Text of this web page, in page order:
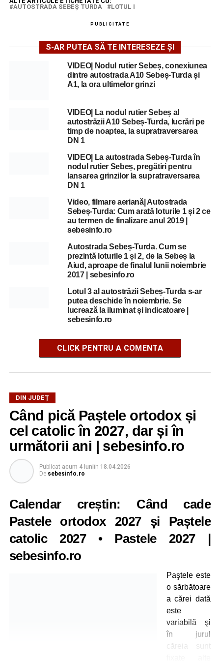
AUTOSTRADA SEBEŞ TURDA
LOTUL I
PUBLICITATE
S-AR PUTEA SĂ TE INTERESEZE ȘI
VIDEO| Nodul rutier Sebeș, conexiunea
dintre autostrada A10 Sebeș-Turda și
A1, la ora ultimelor grinzi
VIDEO| La nodul rutier Sebeș al
autostrăzii A10 Sebeș-Turda, lucrări pe
timp de noaptea, la supratraversarea
DN 1
VIDEO| La autostrada Sebeș-Turda în
nodul rutier Sebeș, pregătiri pentru
lansarea grinzilor la supratraversarea
DN 1
Video, filmare aeriană| Autostrada
Sebeș-Turda: Cum arată loturile 1 și 2 ce
au termen de finalizare anul 2019 |
sebesinfo.ro
Autostrada Sebeș-Turda. Cum se
prezintă loturile 1 și 2, de la Sebeș la
Aiud, aproape de finalul lunii noiembrie
2017 | sebesinfo.ro
Lotul 3 al autostrăzii Sebeș-Turda s-ar
putea deschide în noiembrie. Se
lucrează la iluminat și indicatoare |
sebesinfo.ro
CLICK PENTRU A COMENTA
DIN JUDEȚ
Când pică Paștele ortodox și
cel catolic în 2027, dar și în
următorii ani | sebesinfo.ro
Publicat acum 4 luniîn 18.04.2026
De sebesinfo.ro
Calendar creștin: Când cade
Pastele ortodox 2027 și Paștele
catolic 2027• Pastele 2027|
sebesinfo.ro
Paştele este
o sărbătoare
a cărei dată
este
variabilă şi
în jurul
căreia sunt